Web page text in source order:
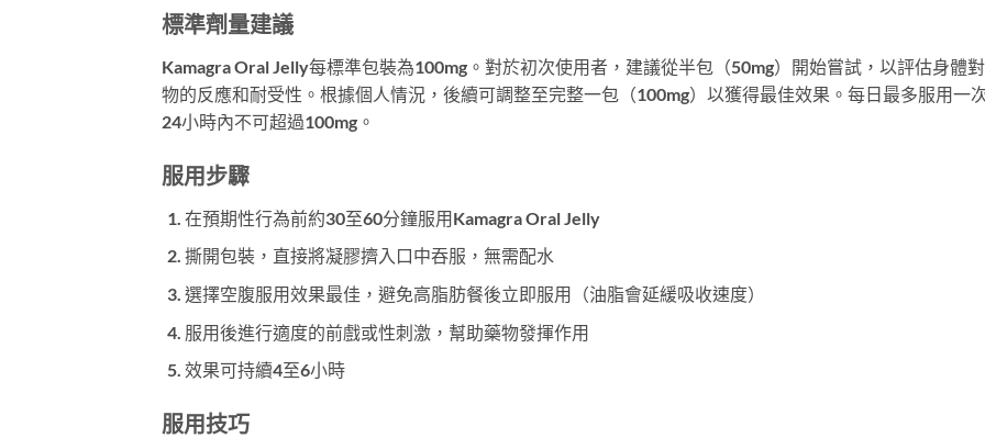
標準劑量建議
Kamagra Oral Jelly每標準包裝為100mg。對於初次使用者，建議從半包（50mg）開始嘗試，以評估身體
物的反應和耐受性。根據個人情況，後續可調整至完整一包（100mg）以獲得最佳效果。每日最多服用一
24小時內不可超過100mg。
服用步驟
在預期性行為前約30至60分鐘服用Kamagra Oral Jelly
撕開包裝，直接將凝膠擠入口中吞服，無需配水
選擇空腹服用效果最佳，避免高脂肪餐後立即服用（油脂會延緩吸收速度）
服用後進行適度的前戲或性刺激，幫助藥物發揮作用
效果可持續4至6小時
服用技巧